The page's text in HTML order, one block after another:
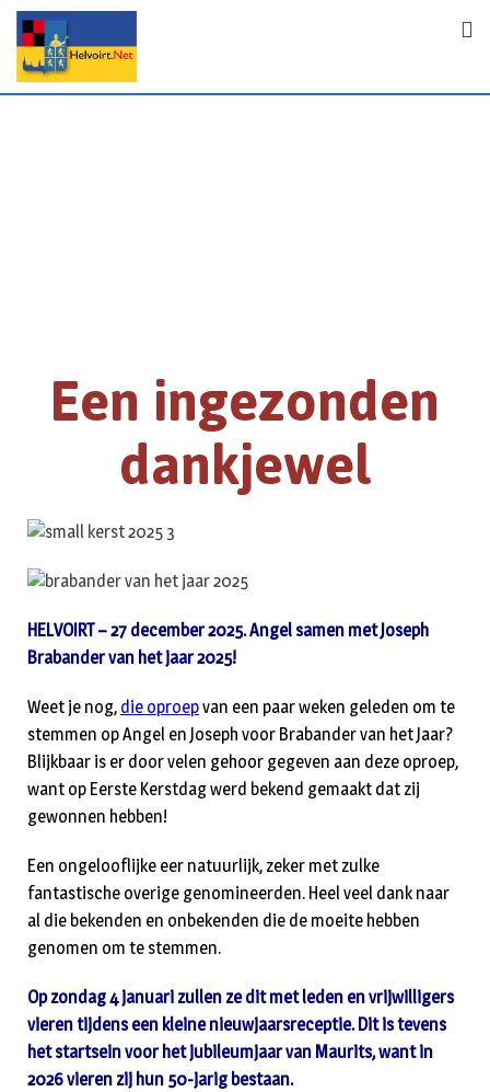
Een ingezonden
dankjewel
HELVOIRT – 27 december 2025. Angel samen met Joseph
Brabander van het jaar 2025!
Weet je nog, die oproepvan een paar weken geleden om te
stemmen op Angel en Joseph voor Brabander van het Jaar?
Blijkbaar is er door velen gehoor gegeven aan deze oproep,
want op Eerste Kerstdag werd bekend gemaakt dat zij
gewonnen hebben!
Een ongelooflijke eer natuurlijk, zeker met zulke
fantastische overige genomineerden. Heel veel dank naar
al die bekenden en onbekenden die de moeite hebben
genomen om te stemmen.
Op zondag 4 januari zullen ze dit met leden en vrijwilligers
vieren tijdens een kleine nieuwjaarsreceptie. Dit is tevens
het startsein voor het jubileumjaar van Maurits, want in
2026 vieren zij hun 50-jarig bestaan.